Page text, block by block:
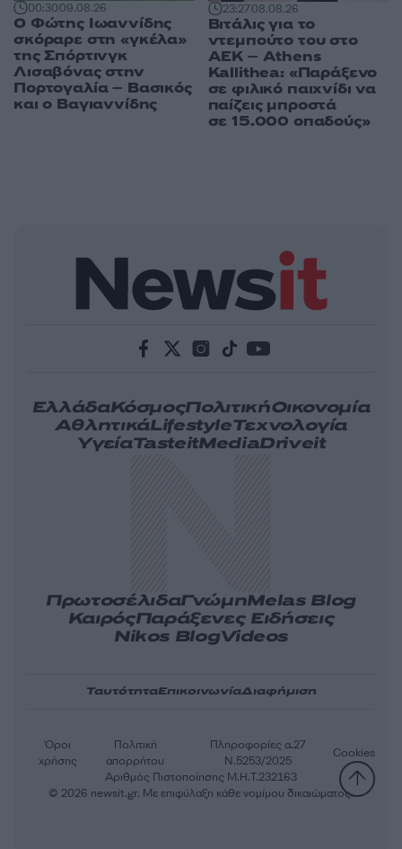
00:3009.08.26
Ο Φώτης Ιωαννίδης
σκόραρε στη «γκέλα»
της Σπόρτινγκ
Λισαβόνας στην
Πορτογαλία – Βασικός
και ο Βαγιαννίδης
23:2708.08.26
Βιτάλις για το
ντεμπούτο του στο
ΑΕΚ – Athens
Kallithea: «Παράξενο
σε φιλικό παιχνίδι να
παίζεις μπροστά
σε 15.000 οπαδούς»
ΕλλάδαΚόσμοςΠολιτικήΟικονομία
ΑθλητικάLifestyleΤεχνολογία
ΥγείαTasteitMediaDriveit
ΠρωτοσέλιδαΓνώμηMelas Blog
ΚαιρόςΠαράξενες Ειδήσεις
Nikos BlogVideos
ΤαυτότηταΕπικοινωνίαΔιαφήμιση
Αριθμός Πιστοποίησης Μ.Η.Τ.232163
Όροι
χρήσης
Πολιτική
απορρήτου
Πληροφορίες α.27
Ν.5253/2025
Cookies
© 2026 newsit.gr. Με επιφύλαξη κάθε νομίμου δικαιώματος.